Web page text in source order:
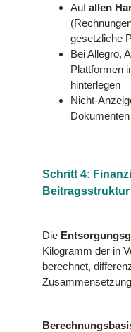
Aufallen
gesetzliche
Bei Allegro,
Plattformen
hinterlegen
Nicht-
Schritt 4:
Beitragsstruktur
Die
Kilogramm der in
berechnet,